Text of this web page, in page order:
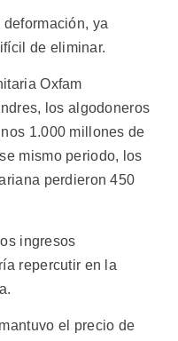
ya
de eliminar.
Oxfam
los algodoneros
1.000 millones de
mismo periodo, los
perdieron 450
ingresos
repercutir en la
el precio de